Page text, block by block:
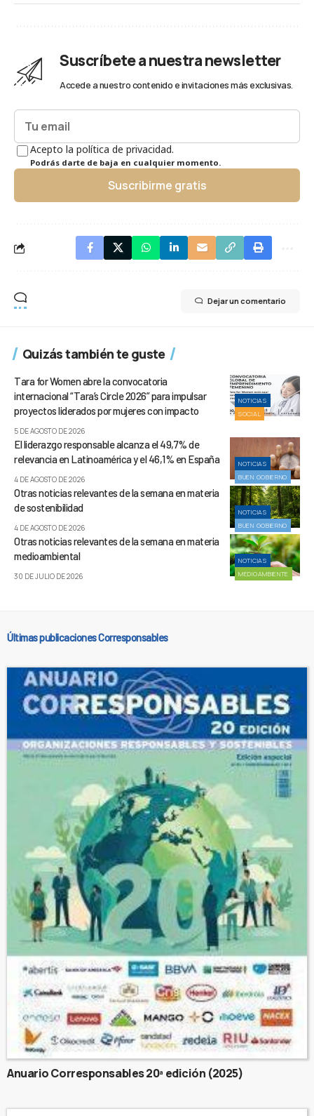
Suscríbete a nuestra newsletter
Accede a nuestro contenido e invitaciones más exclusivas.
Acepto la política de privacidad.
Podrás darte de baja en cualquier momento.
Suscribirme gratis
Dejar un comentario
Quizás también te guste
NOTICIAS
SOCIAL
Tara for Women abre la convocatoria
internacional “Tara’s Circle 2026” para impulsar
proyectos liderados por mujeres con impacto
5 DE AGOSTO DE 2026
NOTICIAS
BUEN GOBIERNO
El liderazgo responsable alcanza el 49,7% de
relevancia en Latinoamérica y el 46,1% en España
4 DE AGOSTO DE 2026
NOTICIAS
BUEN GOBIERNO
Otras noticias relevantes de la semana en materia
de sostenibilidad
4 DE AGOSTO DE 2026
NOTICIAS
MEDIOAMBIENTE
Otras noticias relevantes de la semana en materia
medioambiental
30 DE JULIO DE 2026
Últimas publicaciones Corresponsables
Anuario Corresponsables 20ª edición (2025)